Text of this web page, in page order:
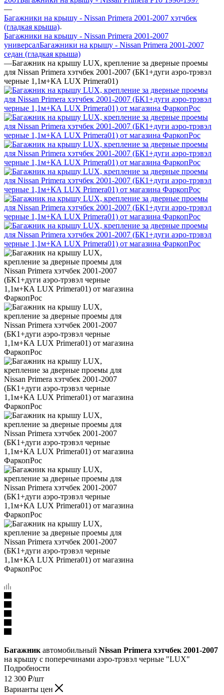
—
Багажники на крышу - Nissan Primera 2001-2007 хэтчбек
(гладкая крыша)
Багажники на крышу - Nissan Primera 2001-2007
универсалБагажники на крышу - Nissan Primera 2001-2007
седан (гладкая крыша)
—Багажник на крышу LUX, крепление за дверные проемы
для Nissan Primera хэтчбек 2001-2007 (БК1+дуги аэро-трэвэл
черные 1,1м+КА LUX Primera01)
Багажник автомобильный Nissan Primera хэтчбек 2001-2007
на крышу с поперечинами аэро-трэвэл черные "LUX"
Подробности
12 300 ₽/шт
Варианты цен